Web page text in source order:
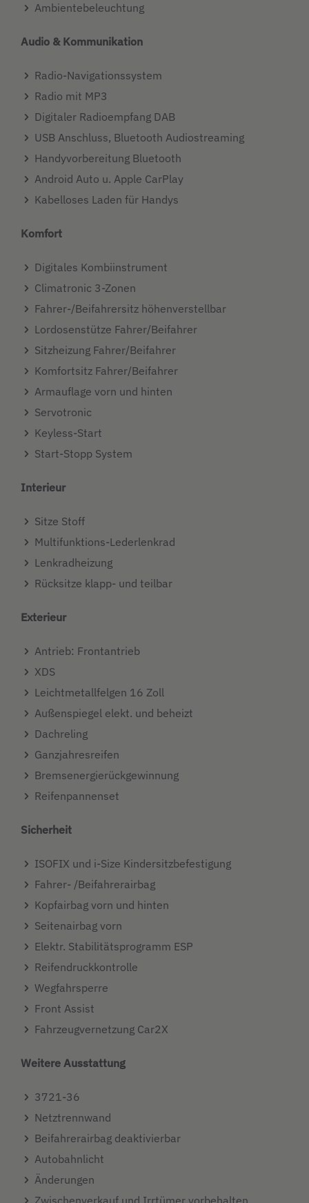
Ambientebeleuchtung
Audio & Kommunikation
Radio-Navigationssystem
Radio mit MP3
Digitaler Radioempfang DAB
USB Anschluss, Bluetooth Audiostreaming
Handyvorbereitung Bluetooth
Android Auto u. Apple CarPlay
Kabelloses Laden für Handys
Komfort
Digitales Kombiinstrument
Climatronic 3-Zonen
Fahrer-/Beifahrersitz höhenverstellbar
Lordosenstütze Fahrer/Beifahrer
Sitzheizung Fahrer/Beifahrer
Komfortsitz Fahrer/Beifahrer
Armauflage vorn und hinten
Servotronic
Keyless-Start
Start-Stopp System
Interieur
Sitze Stoff
Multifunktions-Lederlenkrad
Lenkradheizung
Rücksitze klapp- und teilbar
Exterieur
Antrieb: Frontantrieb
XDS
Leichtmetallfelgen 16 Zoll
Außenspiegel elekt. und beheizt
Dachreling
Ganzjahresreifen
Bremsenergierückgewinnung
Reifenpannenset
Sicherheit
ISOFIX und i-Size Kindersitzbefestigung
Fahrer- /Beifahrerairbag
Kopfairbag vorn und hinten
Seitenairbag vorn
Elektr. Stabilitätsprogramm ESP
Reifendruckkontrolle
Wegfahrsperre
Front Assist
Fahrzeugvernetzung Car2X
Weitere Ausstattung
3721-36
Netztrennwand
Beifahrerairbag deaktivierbar
Autobahnlicht
Änderungen
Zwischenverkauf und Irrtümer vorbehalten